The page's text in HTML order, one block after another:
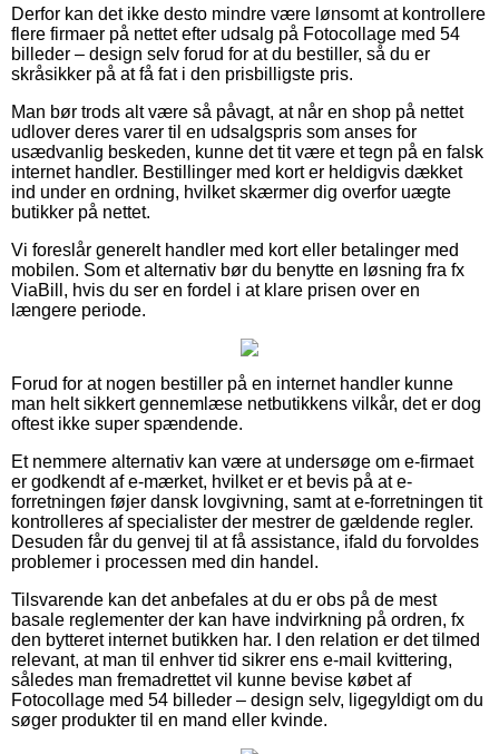
Derfor kan det ikke desto mindre være lønsomt at kontrollere
flere firmaer på nettet efter udsalg på Fotocollage med 54
billeder – design selv forud for at du bestiller, så du er
skråsikker på at få fat i den prisbilligste pris.
Man bør trods alt være så påvagt, at når en shop på nettet
udlover deres varer til en udsalgspris som anses for
usædvanlig beskeden, kunne det tit være et tegn på en falsk
internet handler. Bestillinger med kort er heldigvis dækket
ind under en ordning, hvilket skærmer dig overfor uægte
butikker på nettet.
Vi foreslår generelt handler med kort eller betalinger med
mobilen. Som et alternativ bør du benytte en løsning fra fx
ViaBill, hvis du ser en fordel i at klare prisen over en
længere periode.
Forud for at nogen bestiller på en internet handler kunne
man helt sikkert gennemlæse netbutikkens vilkår, det er dog
oftest ikke super spændende.
Et nemmere alternativ kan være at undersøge om e-firmaet
er godkendt af e-mærket, hvilket er et bevis på at e-
forretningen føjer dansk lovgivning, samt at e-forretningen tit
kontrolleres af specialister der mestrer de gældende regler.
Desuden får du genvej til at få assistance, ifald du forvoldes
problemer i processen med din handel.
Tilsvarende kan det anbefales at du er obs på de mest
basale reglementer der kan have indvirkning på ordren, fx
den bytteret internet butikken har. I den relation er det tilmed
relevant, at man til enhver tid sikrer ens e-mail kvittering,
således man fremadrettet vil kunne bevise købet af
Fotocollage med 54 billeder – design selv, ligegyldigt om du
søger produkter til en mand eller kvinde.